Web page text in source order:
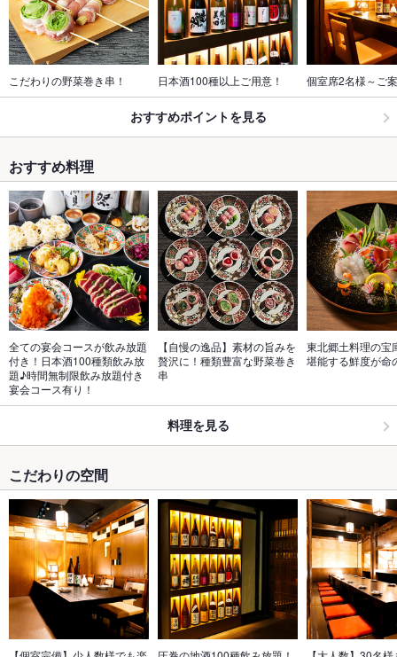
こだわりの野菜巻き串！ 日本酒100種以上ご用意！ 個室席2名様～ご
おすすめポイントを見る
おすすめ料理
全ての宴会コースが飲み放題
付き！日本酒100種類飲み放
題♪時間無制限飲み放題付き
宴会コース有り！
【自慢の逸品】素材の旨みを
贅沢に！種類豊富な野菜巻き
串
東北郷土料理の宝
堪能する鮮度が命
料理を見る
こだわりの空間